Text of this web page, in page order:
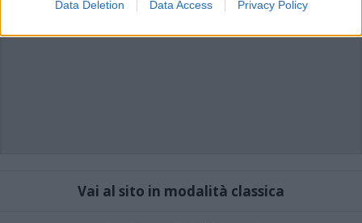
Data Deletion Data Access Privacy Policy
Vai al sito in modalità classica